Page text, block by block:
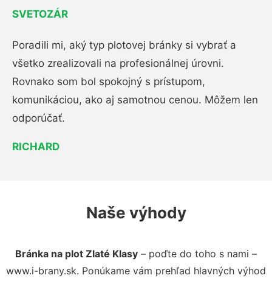
SVETOZÁR
Poradili mi, aký typ plotovej bránky si vybrať a
všetko zrealizovali na profesionálnej úrovni.
Rovnako som bol spokojný s prístupom,
komunikáciou, ako aj samotnou cenou. Môžem len
odporúčať.
RICHARD
Naše výhody
Bránka na plot Zlaté Klasy – poďte do toho s nami –
www.i-brany.sk. Ponúkame vám prehľad hlavných výhod